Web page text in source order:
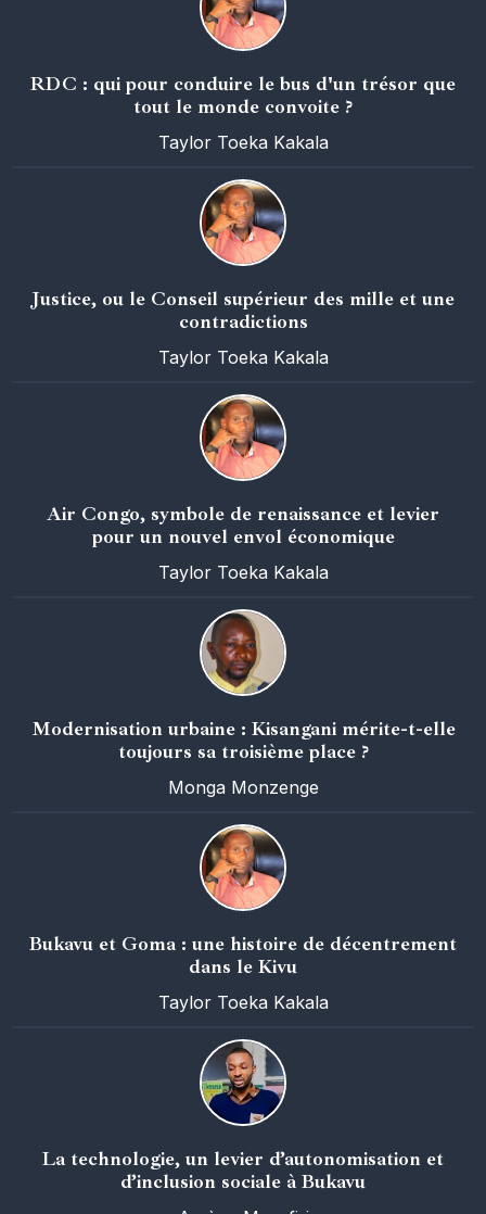
RDC : qui pour conduire le bus d'un trésor que
tout le monde convoite ?
Taylor Toeka Kakala
Justice, ou le Conseil supérieur des mille et une
contradictions
Taylor Toeka Kakala
Air Congo, symbole de renaissance et levier
pour un nouvel envol économique
Taylor Toeka Kakala
Modernisation urbaine : Kisangani mérite-t-elle
toujours sa troisième place ?
Monga Monzenge
Bukavu et Goma : une histoire de décentrement
dans le Kivu
Taylor Toeka Kakala
La technologie, un levier d’autonomisation et
d’inclusion sociale à Bukavu